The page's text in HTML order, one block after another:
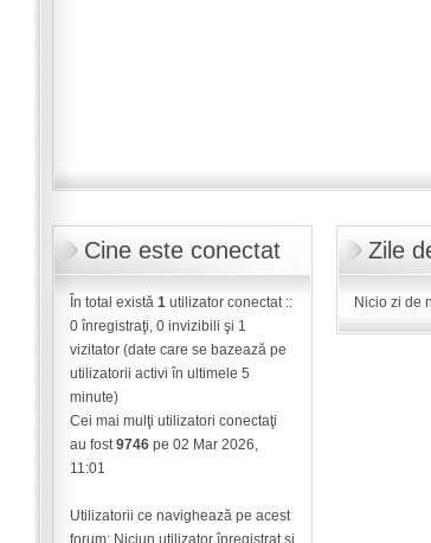
Cine este conectat
În total există 1utilizator conectat ::
0 înregistraţi, 0 invizibili şi 1
vizitator (date care se bazează pe
utilizatorii activi în ultimele 5
minute)
Cei mai mulţi utilizatori conectaţi
au fost9746pe 02 Mar 2026,
11:01
Utilizatorii ce navighează pe acest
forum: Niciun utilizator înregistrat şi
Zile
Nicio zi de